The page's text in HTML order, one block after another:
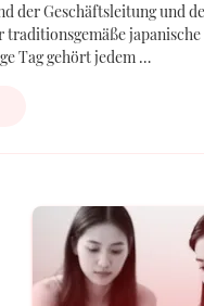
der Geschäftsleitung und
traditionsgemäße
Tag gehört jedem …